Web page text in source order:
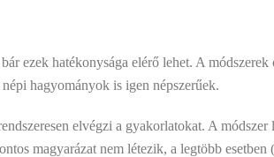
ezek hatékonysága elérő lehet. A módszerek
hagyományok is igen népszerűek.
elvégzi a gyakorlatokat. A
magyarázat nem létezik, a legtöbb